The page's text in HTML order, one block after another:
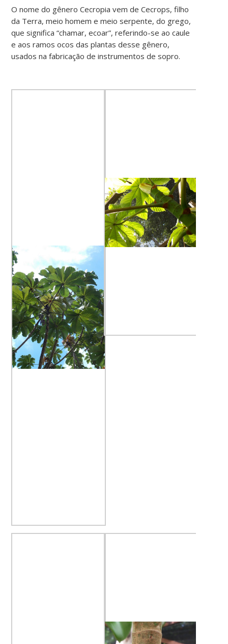
O nome do gênero Cecropia vem de Cecrops, filho
da Terra, meio homem e meio serpente, do grego,
que significa “chamar, ecoar”, referindo-se ao caule
e aos ramos ocos das plantas desse gênero,
usados na fabricação de instrumentos de sopro.